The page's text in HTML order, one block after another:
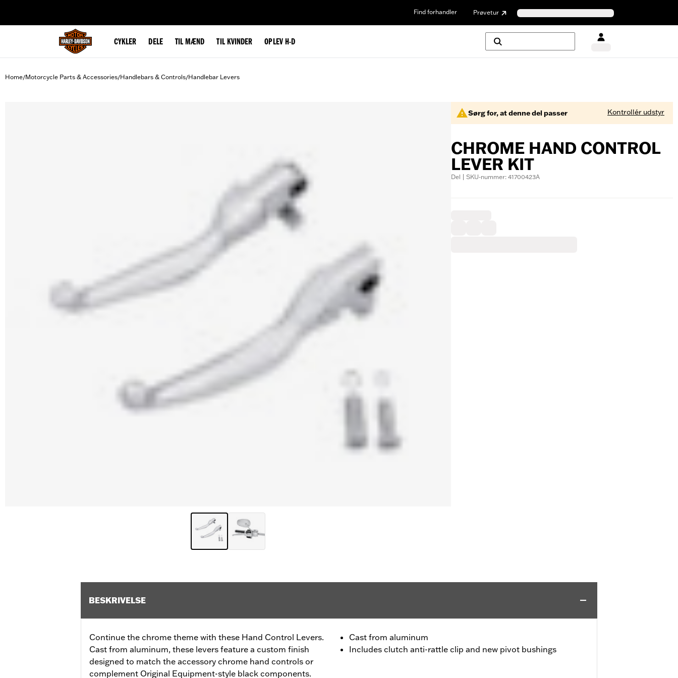
Find forhandler Prøvetur
CYKLER DELE TIL MÆND TIL KVINDER OPLEV H-D
Home/Motorcycle Parts & Accessories/Handlebars & Controls/Handlebar Levers
Sørg for, at denne del passer Kontrollér udstyr
CHROME HAND CONTROL
LEVER KIT
Del | SKU-nummer: 41700423A
BESKRIVELSE
Continue the chrome theme with these Hand Control Levers.
Cast from aluminum, these levers feature a custom finish
designed to match the accessory chrome hand controls or
complement Original Equipment-style black components.
Cast from aluminum
Includes clutch anti-rattle clip and new pivot bushings